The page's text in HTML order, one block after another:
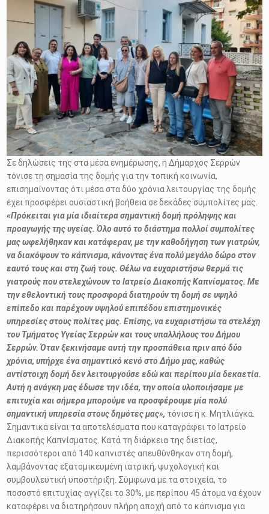
Σε δηλώσεις της στα μέσα ενημέρωσης, η Δήμαρχος Σερρών
τόνισε τη σημασία της δομής για την τοπική κοινωνία,
επισημαίνοντας ότι μέσα στα δύο χρόνια λειτουργίας της δομής
έχει προσφέρει ουσιαστική βοήθεια σε δεκάδες συμπολίτες μας.
«Πρόκειται για μία ιδιαίτερα σημαντική δομή πρόληψης και
προαγωγής της υγείας. Όλο αυτό το διάστημα πολλοί συμπολίτες
μας ωφελήθηκαν και κατάφεραν, με την καθοδήγηση των γιατρών,
να διακόψουν το κάπνισμα, κάνοντας ένα πολύ μεγάλο δώρο στον
εαυτό τους και στη ζωή τους. Θέλω να ευχαριστήσω θερμά τις
γιατρούς που στελεχώνουν το Ιατρείο Διακοπής Καπνίσματος. Με
την εθελοντική τους προσφορά διατηρούν τη δομή σε υψηλό
επίπεδο και παρέχουν υψηλού επιπέδου επιστημονικές
υπηρεσίες στους πολίτες μας. Επίσης, να ευχαριστήσω τα στελέχη
του Τμήματος Υγείας Σερρών και τους υπαλλήλους του Δήμου
Σερρών. Όταν ξεκινήσαμε αυτή την προσπάθεια πριν από δύο
χρόνια, υπήρχε ένα σημαντικό κενό στο Δήμο μας, καθώς
αντίστοιχη δομή δεν λειτουργούσε εδώ και περίπου μία δεκαετία.
Αυτή η ανάγκη μας έδωσε την ιδέα, την οποία υλοποιήσαμε με
επιτυχία και σήμερα μπορούμε να προσφέρουμε μία πολύ
σημαντική υπηρεσία στους δημότες μας», τόνισε η κ. Μητλιάγκα.
Σημαντικά είναι τα αποτελέσματα που καταγράφει το Ιατρείο
Διακοπής Καπνίσματος. Κατά τη διάρκεια της διετίας,
περισσότεροι από 140 καπνιστές απευθύνθηκαν στη δομή,
λαμβάνοντας εξατομικευμένη ιατρική, ψυχολογική και
συμβουλευτική υποστήριξη. Σύμφωνα με τα στοιχεία, το
ποσοστό επιτυχίας αγγίζει το 30%, με περίπου 45 άτομα να έχουν
καταφέρει να διατηρήσουν πλήρη αποχή από το κάπνισμα για